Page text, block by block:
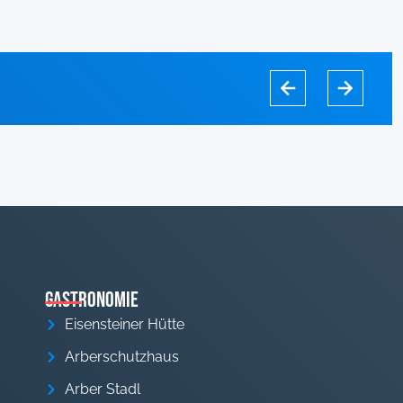
Gastronomie
Eisensteiner Hütte
Arberschutzhaus
Arber Stadl